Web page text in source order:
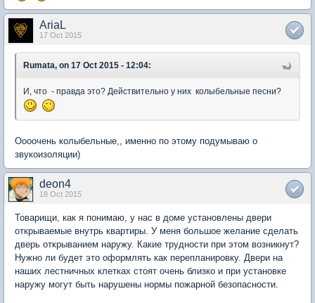
AriaL
17 Oct 2015
Rumata, on 17 Oct 2015 - 12:04:
И, что - правда это? Действительно у них колыбельные песни?
Оооочень колыбельные,, именно по этому подумываю о
звукоизоляции)
deon4
18 Oct 2015
Товарищи, как я понимаю, у нас в доме установлены двери
открываемые внутрь квартиры. У меня большое желание сделать
дверь открыванием наружу. Какие трудности при этом возникнут?
Нужно ли будет это оформлять как перепланировку. Двери на
наших лестничных клетках стоят очень близко и при установке
наружу могут быть нарушены нормы пожарной безопасности.